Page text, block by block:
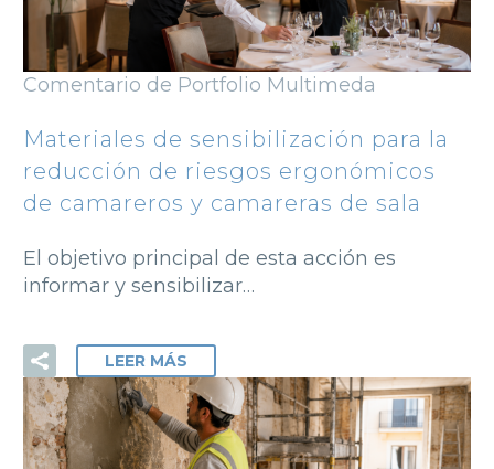
Comentario de Portfolio Multimeda
Materiales de sensibilización para la
reducción de riesgos ergonómicos
de camareros y camareras de sala
El objetivo principal de esta acción es
informar y sensibilizar…
LEER MÁS